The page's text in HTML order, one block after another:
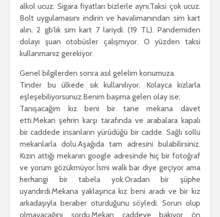
alkol ucuz. Sigara fiyatları bizlerle aynı.Taksi çok ucuz.
Bolt uygulamasını indirin ve havalimanından sim kart
alın. 2 gb’lık sim kart 7 lariydi. (19 TL). Pandemiden
dolayı şuan otobüsler çalışmıyor. O yüzden taksi
kullanmanız gerekiyor.
Genel bilgilerden sonra asıl gelelim konumuza.
Tinder bu ülkede sık kullanılıyor. Kolayca kızlarla
eşleşebiliyorsunuz.Benim başıma gelen olay ise;
Tanışacağım kız beni bir tane mekana davet
etti.Mekan şehrin karşı tarafında ve arabalara kapalı
bir caddede insanların yürüdüğü bir cadde. Sağlı sollu
mekanlarla dolu.Aşağıda tam adresini bulabilirsiniz.
Kızın attığı mekanın google adresinde hiç bir fotoğraf
ve yorum gözükmüyor.İsmi walk bar diye geçiyor ama
herhangi bir tabela yok.Oradan bir şüphe
uyandırdı.Mekana yaklaşınca kız beni aradı ve bir kız
arkadaşıyla beraber oturduğunu söyledi. Sorun olup
olmayacağını sordu.Mekan caddeye bakıyor ön